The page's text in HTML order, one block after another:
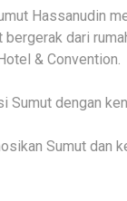
Hassanudin
dari
& Convention.
dengan
Sumut dan